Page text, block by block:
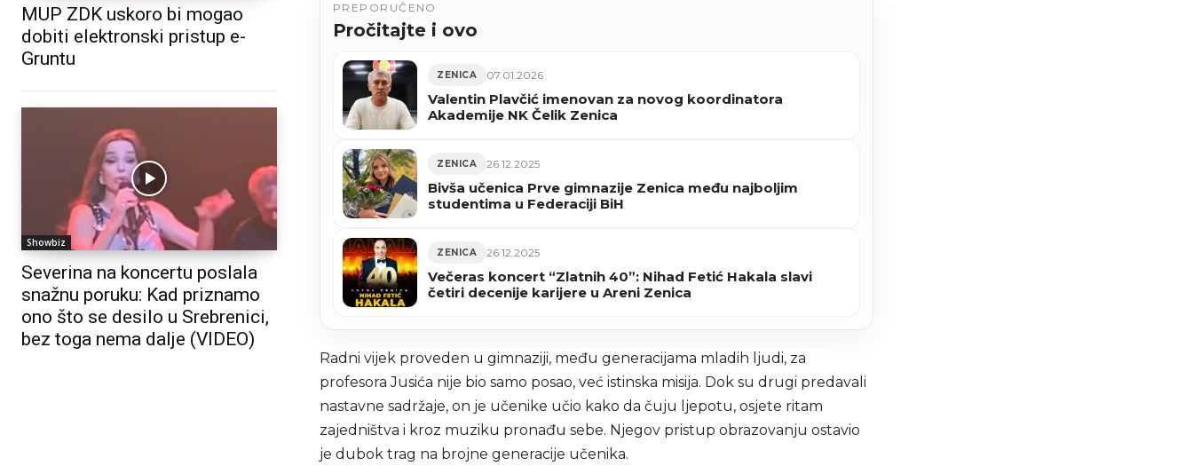
MUP ZDK uskoro bi mogao
dobiti elektronski pristup e-
Gruntu
Showbiz
Severina na koncertu poslala
snažnu poruku: Kad priznamo
ono što se desilo u Srebrenici,
bez toga nema dalje (VIDEO)
PREPORUČENO
Pročitajte i ovo
ZENICA 07.01.2026
Valentin Plavčić imenovan za novog koordinatora
Akademije NK Čelik Zenica
ZENICA 26.12.2025
Bivša učenica Prve gimnazije Zenica među najboljim
studentima u Federaciji BiH
ZENICA 26.12.2025
Večeras koncert “Zlatnih 40”: Nihad Fetić Hakala slavi
četiri decenije karijere u Areni Zenica
Radni vijek proveden u gimnaziji, među generacijama mladih ljudi, za
profesora Jusića nije bio samo posao, već istinska misija. Dok su drugi predavali
nastavne sadržaje, on je učenike učio kako da čuju ljepotu, osjete ritam
zajedništva i kroz muziku pronađu sebe. Njegov pristup obrazovanju ostavio
je dubok trag na brojne generacije učenika.